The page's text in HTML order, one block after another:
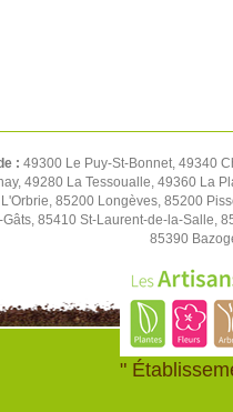
: 49300 Le Puy-St-Bonnet, 49340
49280 La Tessoualle, 49360 La
85200 Longèves, 85200
85410 St-Laurent-de-la-Salle,
85390
"